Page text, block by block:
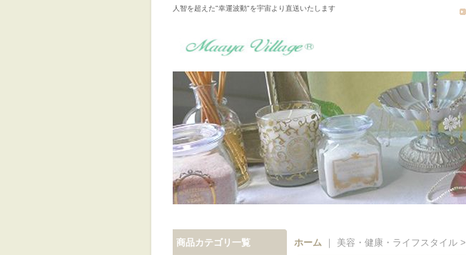
人智を超えた"幸運波動"を宇宙より直送いたします
商品カテゴリ一覧 ホーム ｜ 美容・健康・ライフスタイル >